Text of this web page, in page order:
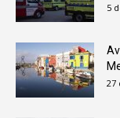
5
27